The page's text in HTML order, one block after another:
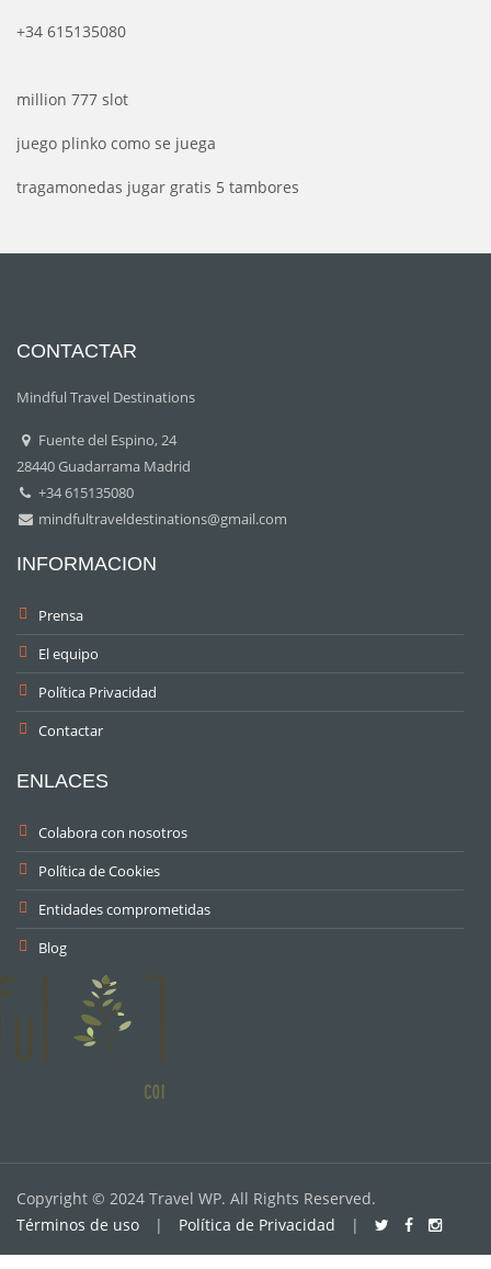
+34 615135080
million 777 slot
juego plinko como se juega
tragamonedas jugar gratis 5 tambores
CONTACTAR
Mindful Travel Destinations
Fuente del Espino, 24
28440 Guadarrama Madrid
+34 615135080
mindfultraveldestinations@gmail.com
INFORMACION
Prensa
El equipo
Política Privacidad
Contactar
ENLACES
Colabora con nosotros
Política de Cookies
Entidades comprometidas
Blog
Copyright © 2024 Travel WP. All Rights Reserved.
Términos de uso
| Política de Privacidad |